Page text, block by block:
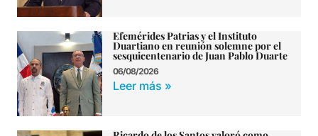
Efemérides Patrias y el Instituto
Duartiano en reunión solemne por el
sesquicentenario de Juan Pablo Duarte
06/08/2026
Leer más »